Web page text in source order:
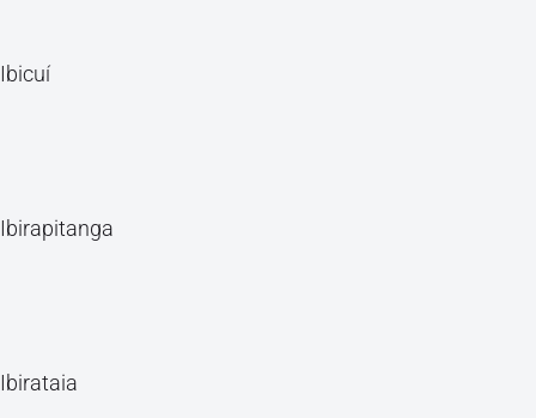
Ibicuí
Ibirapitanga
Ibirataia